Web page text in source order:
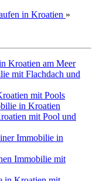
in Kroatien »